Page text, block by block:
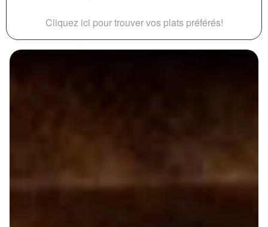
Cliquez ici pour trouver vos plats préférés!